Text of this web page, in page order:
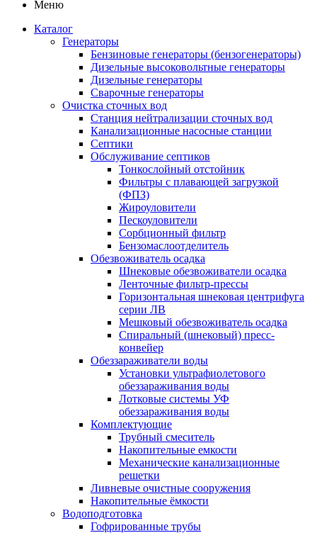
Меню
Каталог
Генераторы
Бензиновые генераторы (бензогенераторы)
Дизельные высоковольтные генераторы
Дизельные генераторы
Сварочные генераторы
Очистка сточных вод
Станция нейтрализации сточных вод
Канализационные насосные станции
Септики
Обслуживание септиков
Тонкослойный отстойник
Фильтры с плавающей загрузкой
(ФПЗ)
Жироуловители
Пескоуловители
Сорбционный фильтр
Бензомаслоотделитель
Обезвоживатель осадка
Шнековые обезвоживатели осадка
Ленточные фильтр-прессы
Горизонтальная шнековая центрифуга
серии ЛВ
Мешковый обезвоживатель осадка
Спиральный (шнековый) пресс-
конвейер
Обеззараживатели воды
Установки ультрафиолетового
обеззараживания воды
Лотковые системы УФ
обеззараживания воды
Комплектующие
Трубный смеситель
Накопительные емкости
Механические канализационные
решетки
Ливневые очистные сооружения
Накопительные ёмкости
Водоподготовка
Гофрированные трубы